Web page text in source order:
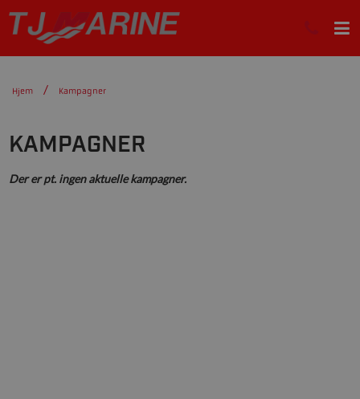
Hjem Kampagner
KAMPAGNER
Der er pt. ingen aktuelle kampagner.